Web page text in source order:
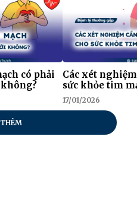
có phải
không?
Các xét
sức khỏe tim
17/01/2026